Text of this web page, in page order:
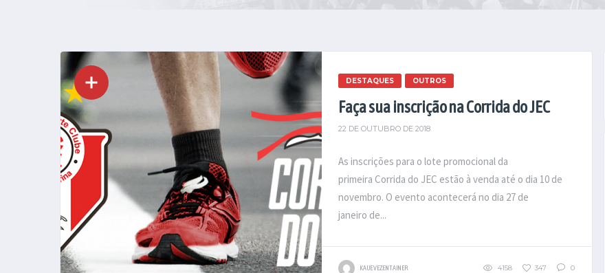
DESTAQUES OUTROS
Faça sua inscrição na Corrida do JEC
22 DE OUTUBRO DE 2018
As inscrições para o lote promocional da
primeira Corrida do JEC estão à venda até o dia 10 de
novembro. O evento acontecerá no dia 27 de
janeiro de...
KAUE VEZENTAINER 4158 347 0